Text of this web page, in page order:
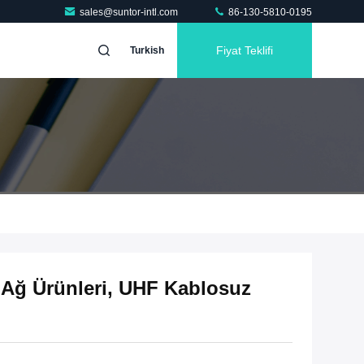
sales@suntor-intl.com 86-130-5810-0195
Turkish Fiyat Teklifi
Ürünleri, UHF Kablosuz